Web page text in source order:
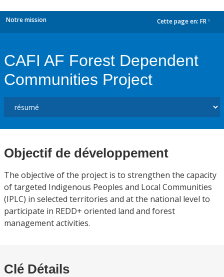
Notre mission Cette page en: FR
CAFI AF Forest Dependent
Communities Project
Objectif de développement
The objective of the project is to strengthen the capacity
of targeted Indigenous Peoples and Local Communities
(IPLC) in selected territories and at the national level to
participate in REDD+ oriented land and forest
management activities.
Clé Détails